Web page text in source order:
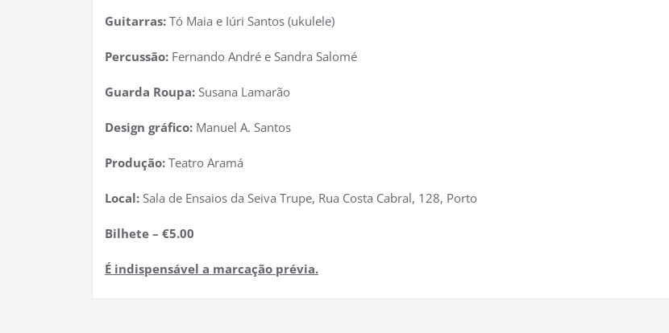
Guitarras: Tó Maia e Iúri Santos (ukulele)
Percussão: Fernando André e Sandra Salomé
Guarda Roupa: Susana Lamarão
Design gráfico: Manuel A. Santos
Produção: Teatro Aramá
Local: Sala de Ensaios da Seiva Trupe, Rua Costa Cabral, 128, Porto
Bilhete – €5.00
É indispensável a marcação prévia.